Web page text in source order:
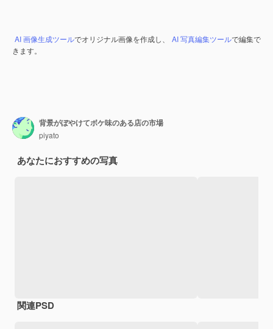
AI 画像生成ツールでオリジナル画像を作成し、 AI 写真編集ツールで編集で
きます。
背景がぼやけてボケ味のある店の市場
piyato
あなたにおすすめの写真
関連PSD